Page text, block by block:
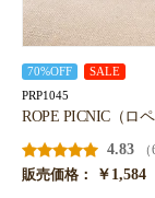
70%OFF SALE
PRP1045
ROPE PICNIC（ロ
4.83
販売価格：
￥1,584